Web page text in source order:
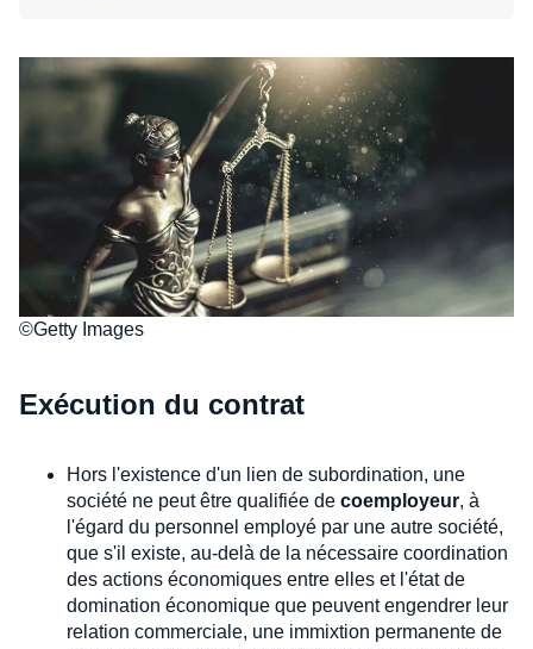
©Getty Images
Exécution du contrat
Hors l'existence d'un lien de subordination, une
société ne peut être qualifiée de coemployeur, à
l'égard du personnel employé par une autre société,
que s'il existe, au-delà de la nécessaire coordination
des actions économiques entre elles et l'état de
domination économique que peuvent engendrer leur
relation commerciale, une immixtion permanente de